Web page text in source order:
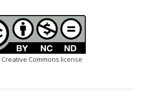
Commons license